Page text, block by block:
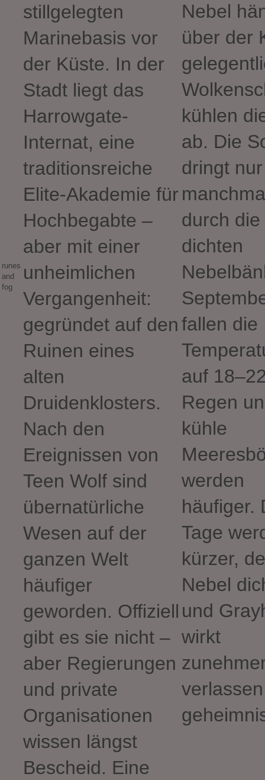
runes
and
fog
stillgelegten
Marinebasis vor
der Küste. In der
Stadt liegt das
Harrowgate-
Internat, eine
traditionsreiche
Elite-Akademie für
Hochbegabte –
aber mit einer
unheimlichen
Vergangenheit:
gegründet auf den
Ruinen eines
alten
Druidenklosters.
Nach den
Ereignissen von
Teen Wolf sind
übernatürliche
Wesen auf der
ganzen Welt
häufiger
geworden. Offiziell
gibt es sie nicht –
aber Regierungen
und private
Organisationen
wissen längst
Bescheid. Eine
Nebel
über der
kühlen
ab. Die
dringt nur
durch die
dichten
fallen die
auf
Regen
kühle
werden
häufiger.
Tage
kürzer,
Nebel
und
wirkt